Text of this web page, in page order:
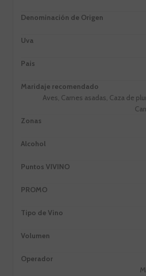
Denominación de Origen
Uva
Pais
Maridaje recomendado
Aves, Carnes asadas, Caza de
Zonas
Alcohol
Puntos VIVINO
PROMO
Tipo de Vino
Volumen
Operador